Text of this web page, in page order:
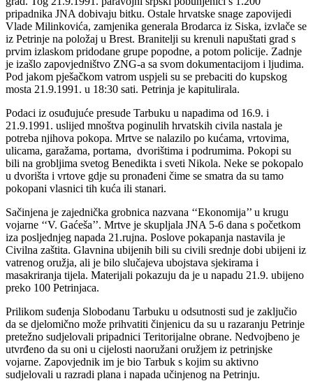
pripadnika JNA dobivaju bitku. Ostale hrvatske snage zapovijedi
Vlade Milinkovića, zamjenika generala Brodarca iz Siska, izvlače se
iz Petrinje na položaj u Brest. Branitelji su krenuli napuštati grad s
prvim izlaskom pridodane grupe popodne, a potom policije. Zadnje
je izašlo zapovjedništvo ZNG-a sa svom dokumentacijom i ljudima.
Pod jakom pješačkom vatrom uspjeli su se prebaciti do kupskog
mosta 21.9.1991. u 18:30 sati. Petrinja je kapitulirala.
Podaci iz osuđujuće presude Tarbuku u napadima od 16.9. i
21.9.1991. uslijed mnoštva poginulih hrvatskih civila nastala je
potreba njihova pokopa. Mrtve se nalazilo po kućama, vrtovima,
ulicama, garažama, portama, dvorištima i podrumima. Pokopi su
bili na grobljima svetog Benedikta i sveti Nikola. Neke se pokopalo
u dvorišta i vrtove gdje su pronađeni čime se smatra da su tamo
pokopani vlasnici tih kuća ili stanari.
Sačinjena je zajednička grobnica nazvana ‘‘Ekonomija’’ u krugu
vojarne ‘‘V. Gaćeša’’. Mrtve je skupljala JNA 5-6 dana s početkom
iza posljednjeg napada 21.rujna. Poslove pokapanja nastavila je
Civilna zaštita. Glavnina ubijenih bili su civili srednje dobi ubijeni iz
vatrenog oružja, ali je bilo slučajeva ubojstava sjekirama i
masakriranja tijela. Materijali pokazuju da je u napadu 21.9. ubijeno
preko 100 Petrinjaca.
Prilikom suđenja Slobodanu Tarbuku u odsutnosti sud je zaključio
da se djelomično može prihvatiti činjenicu da su u razaranju Petrinje
pretežno sudjelovali pripadnici Teritorijalne obrane. Nedvojbeno je
utvrđeno da su oni u cijelosti naoružani oružjem iz petrinjske
vojarne. Zapovjednik im je bio Tarbuk s kojim su aktivno
sudjelovali u razradi plana i napada učinjenog na Petrinju.